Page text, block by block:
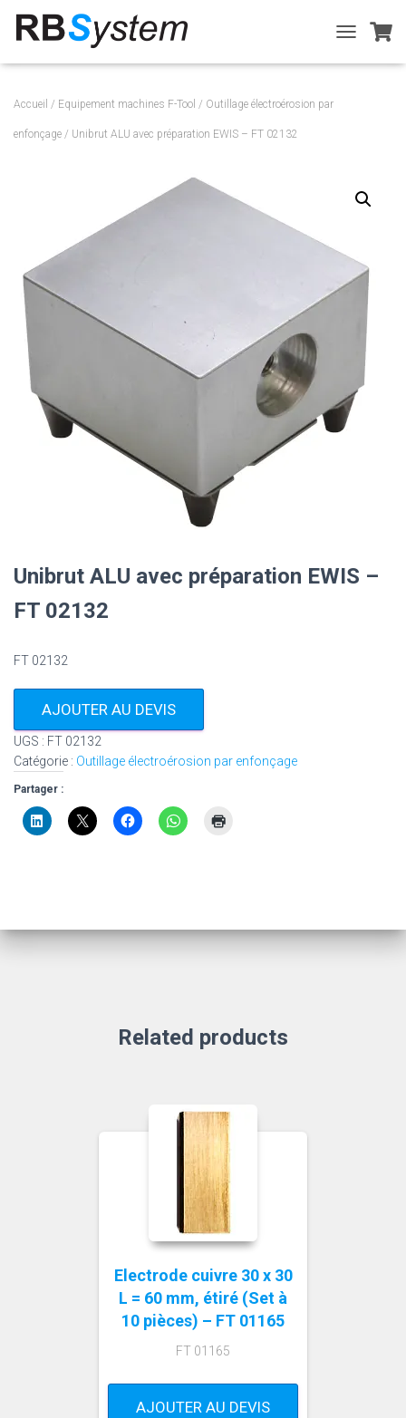
O
T
O
Accueil / Equipement machines F-Tool / Outillage électroérosion par
enfonçage / Unibrut ALU avec préparation EWIS – FT 02132
Unibrut ALU avec préparation EWIS –
FT 02132
FT 02132
AJOUTER AU DEVIS
UGS : FT 02132
Catégorie : Outillage électroérosion par enfonçage
Partager :
Related products
Electrode cuivre 30 x 30
L = 60 mm, étiré (Set à
10 pièces) – FT 01165
FT 01165
AJOUTER AU DEVIS